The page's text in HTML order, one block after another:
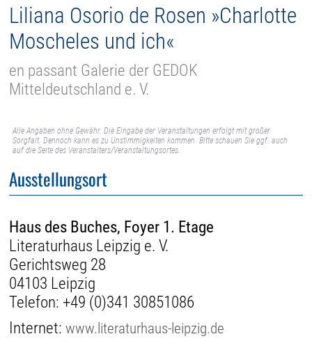
Liliana Osorio de Rosen »Charlotte
Moscheles und ich«
en passant Galerie der GEDOK
Mitteldeutschland e. V.
Alle Angaben ohne Gewähr. Die Eingabe der Veranstaltungen erfolgt mit großer
Sorgfalt. Dennoch kann es zu Unstimmigkeiten kommen. Bitte schauen Sie ggf. auch
auf die Seite des Veranstalters/Veranstaltungsortes.
Ausstellungsort
Haus des Buches, Foyer 1. Etage
Literaturhaus Leipzig e. V.
Gerichtsweg 28
04103 Leipzig
Telefon: +49 (0)341 30851086
Internet:www.literaturhaus-leipzig.de